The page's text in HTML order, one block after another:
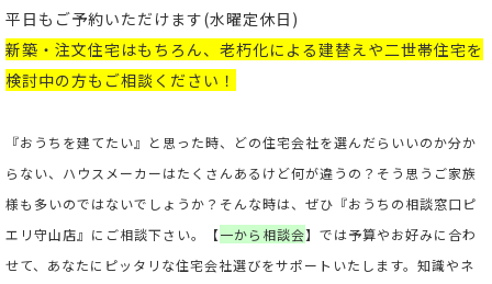
平日もご予約いただけます(水曜定休日)
新築 ・ 注文住宅はもちろん、老朽化による建替えや二世帯住宅を
検討中の方もご相談ください ！
『おうちを建てたい』と思った時、どの住宅会社を選んだらいいのか分か
らない、ハウスメーカーはたくさんあるけど何が違うの？そう思うご家族
様も多いのではないでしょうか？そんな時は、ぜひ『おうちの相談窓口ピ
エリ守山店』にご相談下さい。【一から相談会】では予算やお好みに合わ
せて、あなたにピッタリな住宅会社選びをサポートいたします。 知識やネ